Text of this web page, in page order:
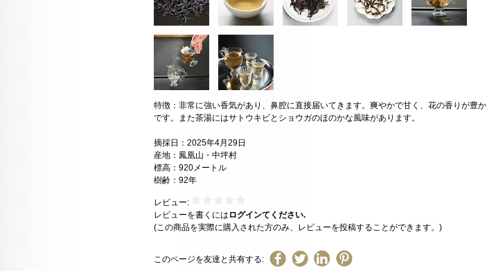
特徴：非常に強い香気があり、鼻腔に直接届いてきます。爽やかで甘く、花の香りが豊か
です。また茶湯にはサトウキビとショウガのほのかな風味があります。
摘採日：2025年4月29日
産地：鳳凰山・中坪村
標高：920メートル
樹齢：92年
レビュー:
レビューを書くには ログインてください.
(この商品を実際に購入された方のみ、レビューを投稿することができます。)
このページを友達と共有する: